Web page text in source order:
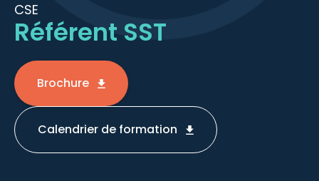
CSE
Référent SST
Brochure
Calendrier de formation